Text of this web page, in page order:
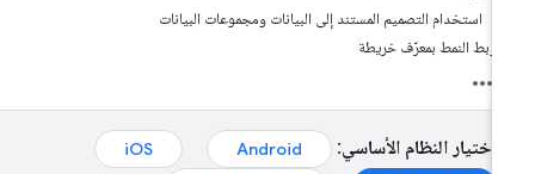
استخدام التصميم المستند إلى البيانات ومجموعات البيانات
ربط النمط بمعرّف خريطة
اختيار النظام الأساسي: Android
iOS